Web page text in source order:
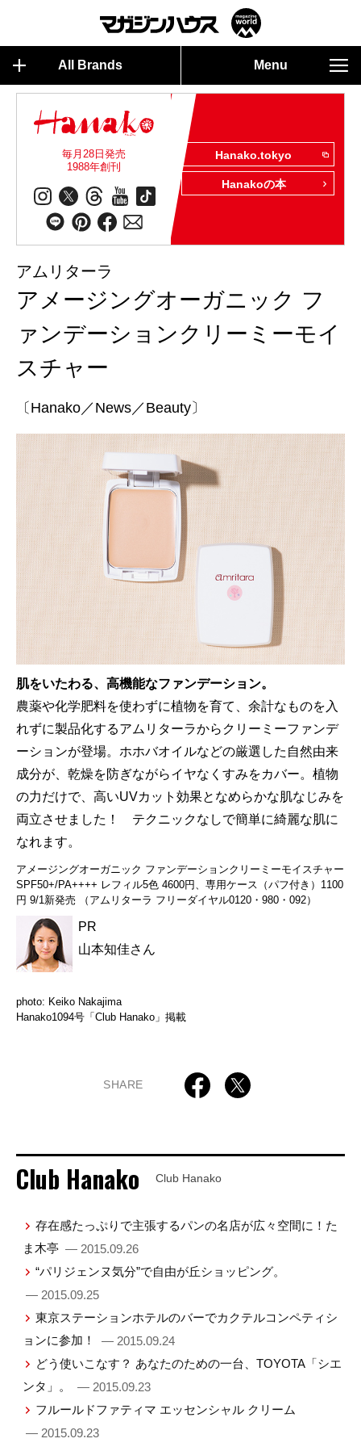
All Brands Menu
毎月28日発売
1988年創刊
Hanako.tokyo
Hanakoの本
アムリターラ
アメージングオーガニック フ
ァンデーションクリーミーモイ
スチャー
〔Hanako／News／Beauty〕
肌をいたわる、高機能なファンデーション。
農薬や化学肥料を使わずに植物を育て、余計なものを入
れずに製品化するアムリターラからクリーミーファンデ
ーションが登場。ホホバオイルなどの厳選した自然由来
成分が、乾燥を防ぎながらイヤなくすみをカバー。植物
の力だけで、高いUVカット効果となめらかな肌なじみを
両立させました！ テクニックなしで簡単に綺麗な肌に
なれます。
アメージングオーガニック ファンデーションクリーミーモイスチャー
SPF50+/PA++++ レフィル5色 4600円、専用ケース（パフ付き）1100
円 9/1新発売 （アムリターラ フリーダイヤル0120・980・092）
PR
山本知佳さん
photo: Keiko Nakajima
Hanako1094号「Club Hanako」掲載
SHARE
Club Hanako Club Hanako
存在感たっぷりで主張するパンの名店が広々空間に！た
ま木亭 — 2015.09.26
“パリジェンヌ気分”で自由が丘ショッピング。
— 2015.09.25
東京ステーションホテルのバーでカクテルコンペティシ
ョンに参加！
— 2015.09.24
どう使いこなす？ あなたのための一台、TOYOTA「シエ
ンタ」。
— 2015.09.23
フルールドファティマ エッセンシャル クリーム
— 2015.09.23